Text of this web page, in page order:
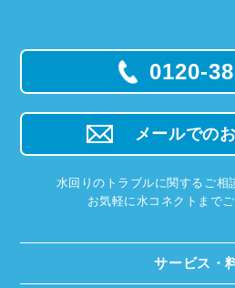
0120-
メールでの
水回りのトラブルに関するご相
お気軽に水コネクトまでご
サービス・